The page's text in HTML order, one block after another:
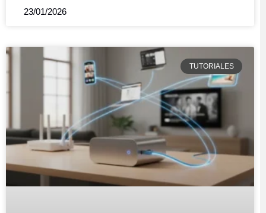
23/01/2026
TUTORIALES